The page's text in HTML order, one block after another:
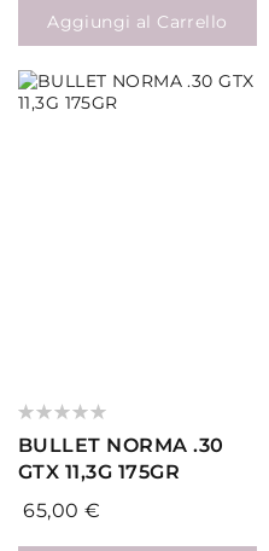
Aggiungi al Carrello
Valutazione:
BULLET NORMA .30
GTX 11,3G 175GR
65,00 €